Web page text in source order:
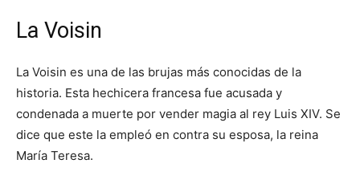
La Voisin
La Voisin es una de las brujas más conocidas de la
historia. Esta hechicera francesa fue acusada y
condenada a muerte por vender magia al rey Luis XIV. Se
dice que este la empleó en contra su esposa, la reina
María Teresa.